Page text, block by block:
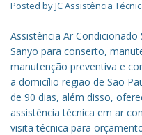
Posted byJC Assistência
Assistência Ar
Sanyo para conserto,
manutenção preventiva e
a domicílio região de São
de 90 dias, além disso,
assistência técnica em ar
visita técnica para